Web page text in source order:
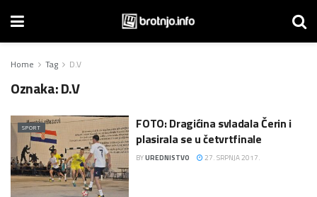
Home Tag D.V
Oznaka:D.V
SPORT
FOTO: Dragićina svladala Čerin i
plasirala se u četvrtfinale
BYUREDNISTVO 27. SRPNJA 2017.